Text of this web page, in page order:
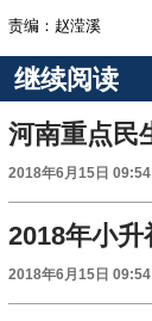
责编：赵滢溪
继续阅读
2018年6月15日 09:54
2018年6月15日 09:54